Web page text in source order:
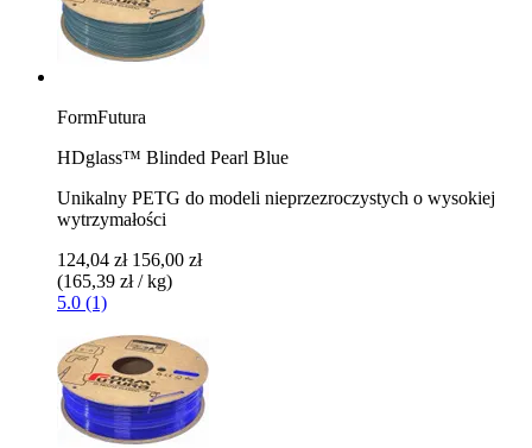
FormFutura
HDglass™ Blinded Pearl Blue
Unikalny PETG do modeli nieprzezroczystych o wysokiej
wytrzymałości
124,04 zł 156,00 zł
(165,39 zł / kg)
5.0 (1)